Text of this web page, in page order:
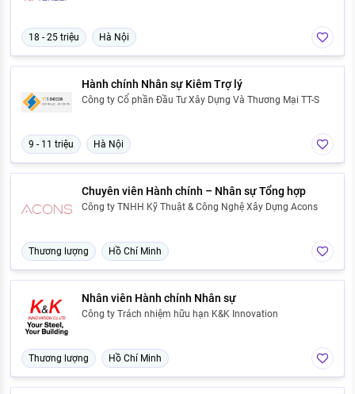
18 - 25 triệu Hà Nội
Hành chính Nhân sự Kiêm Trợ lý
Công ty Cổ phần Đầu Tư Xây Dựng Và Thương Mại TT-S
9 - 11 triệu Hà Nội
Chuyên viên Hành chính – Nhân sự Tổng hợp
Công ty TNHH Kỹ Thuật & Công Nghệ Xây Dựng Acons
Thương lượng Hồ Chí Minh
Nhân viên Hành chính Nhân sự
Công ty Trách nhiệm hữu hạn K&K Innovation
Thương lượng Hồ Chí Minh